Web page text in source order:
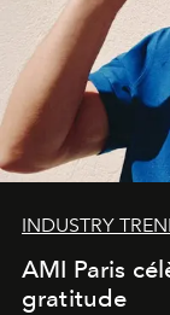
INDUSTRY
AMI Paris
gratitude